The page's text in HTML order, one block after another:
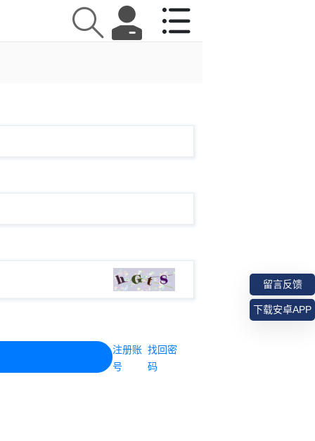
注册账
号
找回密
码
留言反馈
下载安卓APP